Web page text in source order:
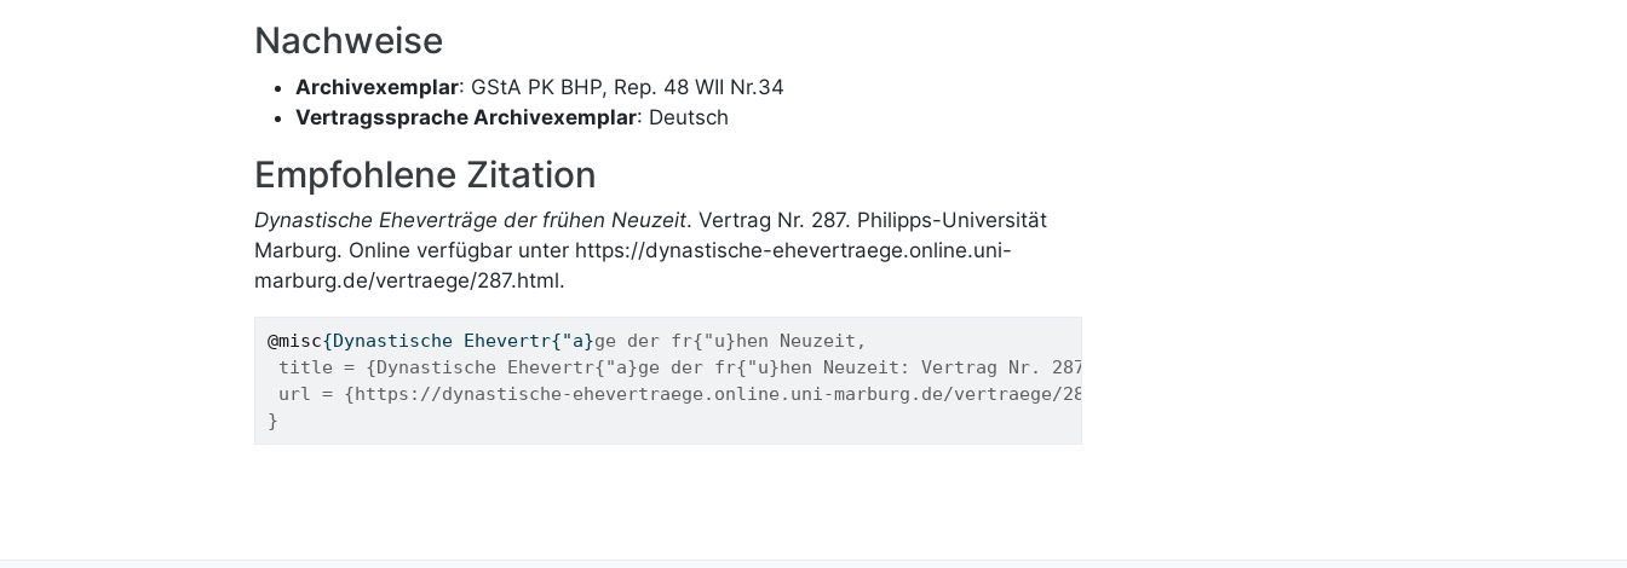
Nachweise
Archivexemplar: GStA PK BHP, Rep. 48 WII Nr.34
Vertragssprache Archivexemplar: Deutsch
Empfohlene Zitation
Dynastische Eheverträge der frühen Neuzeit. Vertrag Nr. 287. Philipps-Universität
Marburg. Online verfügbar unter https://dynastische-ehevertraege.online.uni-
marburg.de/vertraege/287.html.
@misc{Dynastische Ehevertr{"a}ge der fr{"u}hen Neuzeit,
title = {Dynastische Ehevertr{"a}ge der fr{"u}hen Neuzeit: Vertrag Nr. 287},
url = {https://dynastische-ehevertraege.online.uni-marburg.de/vertraege/287.html}
}